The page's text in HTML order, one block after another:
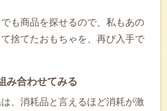
も商品を探せるので、私もあの
捨てたおもちゃを、再び入手で
み合わせてみる
、消耗品と言えるほど消耗が激